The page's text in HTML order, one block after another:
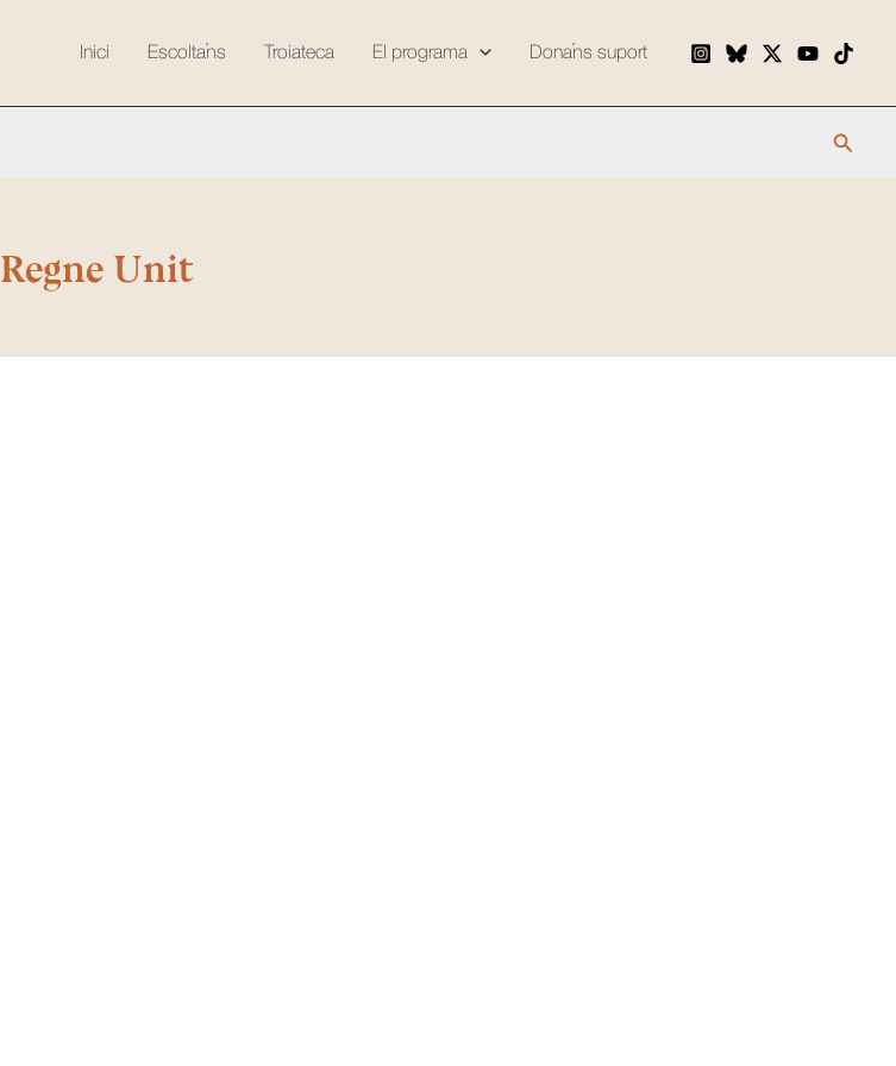
Inici Escolta’ns Troiateca El programa Dona’ns suport
Cerca
Regne Unit